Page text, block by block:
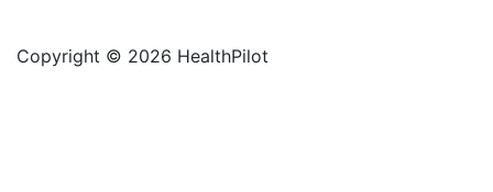
Copyright © 2026 HealthPilot